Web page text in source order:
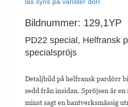
Bildnummer: 129,1YP
PD22 special, Helfransk
specialspröjs
Detaljbild på helfransk pardörr
sedd från insidan. Spröjsen är
minst sagt en hantverksmässig